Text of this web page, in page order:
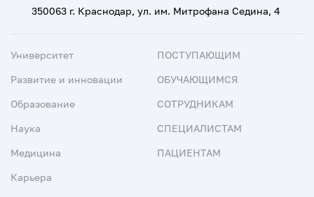
350063 г. Краснодар, ул. им. Митрофана Седина, 4
Университет
Развитие и инновации
Образование
Наука
Медицина
Карьера
ПОСТУПАЮЩИМ
ОБУЧАЮЩИМСЯ
СОТРУДНИКАМ
СПЕЦИАЛИСТАМ
ПАЦИЕНТАМ